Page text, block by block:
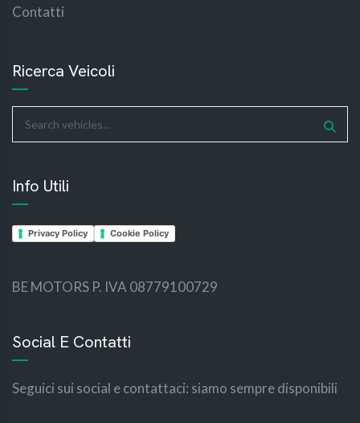
Contatti
Ricerca Veicoli
Info Utili
Privacy Policy Cookie Policy
BE MOTORS P. IVA 08779100729
Social E Contatti
Seguici sui social e contattaci: siamo sempre disponibili